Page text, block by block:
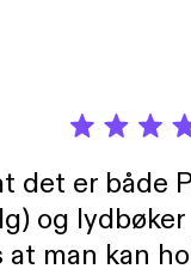
det er både
og
at man kan